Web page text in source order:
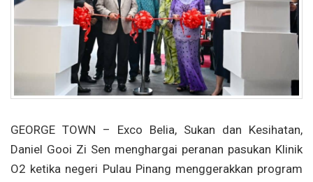
GEORGE TOWN – Exco Belia, Sukan dan Kesihatan,
Daniel Gooi Zi Sen menghargai peranan pasukan Klinik
O2 ketika negeri Pulau Pinang menggerakkan program